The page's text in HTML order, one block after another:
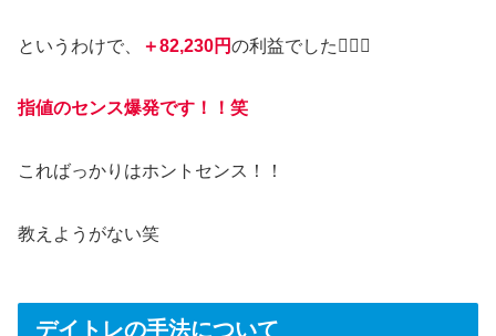
というわけで、 ＋82,230円の利益でした💁‍♀️✨
指値のセンス爆発です！！笑
こればっかりはホントセンス！！
教えようがない笑
デイトレの手法について